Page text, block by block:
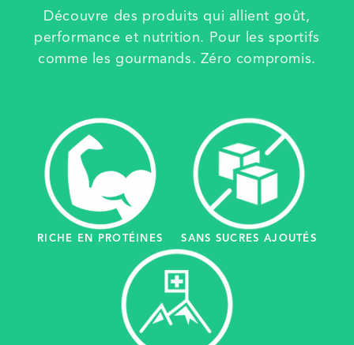
Découvre des produits qui allient goût,
performance et nutrition. Pour les sportifs
comme les gourmands. Zéro compromis.
RICHE EN PROTÉINES SANS SUCRES AJOUTÉS